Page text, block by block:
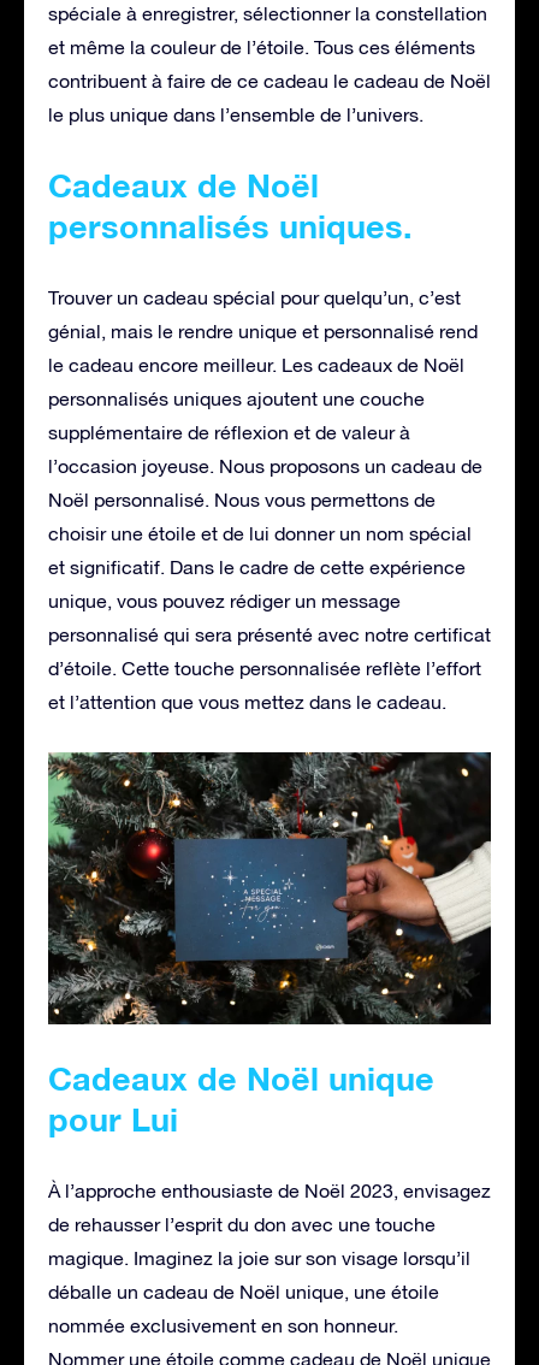
spéciale à enregistrer, sélectionner la constellation
et même la couleur de l’étoile. Tous ces éléments
contribuent à faire de ce cadeau le cadeau de Noël
le plus unique dans l’ensemble de l’univers.
Cadeaux de Noël
personnalisés uniques.
Trouver un cadeau spécial pour quelqu’un, c’est
génial, mais le rendre unique et personnalisé rend
le cadeau encore meilleur. Les cadeaux de Noël
personnalisés uniques ajoutent une couche
supplémentaire de réflexion et de valeur à
l’occasion joyeuse. Nous proposons un cadeau de
Noël personnalisé. Nous vous permettons de
choisir une étoile et de lui donner un nom spécial
et significatif. Dans le cadre de cette expérience
unique, vous pouvez rédiger un message
personnalisé qui sera présenté avec notre certificat
d’étoile. Cette touche personnalisée reflète l’effort
et l’attention que vous mettez dans le cadeau.
Cadeaux de Noël unique
pour Lui
À l’approche enthousiaste de Noël 2023, envisagez
de rehausser l’esprit du don avec une touche
magique. Imaginez la joie sur son visage lorsqu’il
déballe un cadeau de Noël unique, une étoile
nommée exclusivement en son honneur.
Nommer une étoile comme cadeau de Noël unique